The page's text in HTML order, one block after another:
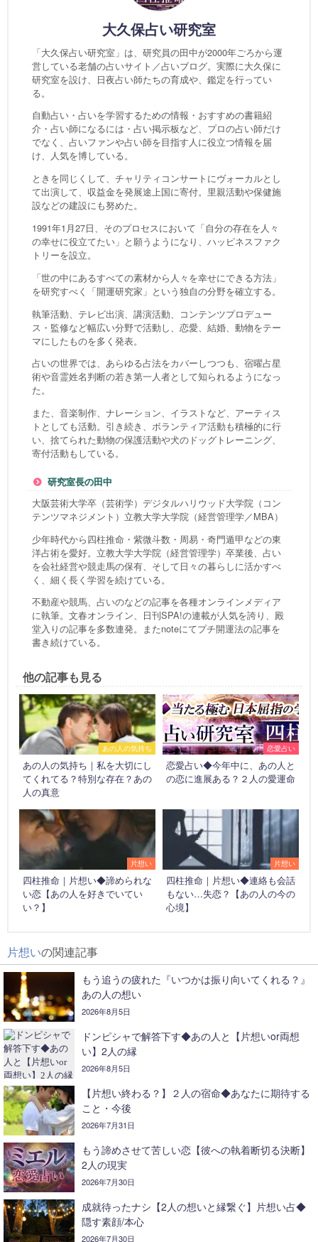
大久保占い研究室
「大久保占い研究室」は、研究員の田中が2000年ごろから運
営している老舗の占いサイト／占いブログ。実際に大久保に
研究室を設け、日夜占い師たちの育成や、鑑定を行ってい
る。
自動占い・占いを学習するための情報・おすすめの書籍紹
介・占い師になるには・占い掲示板など、プロの占い師だけ
でなく、占いファンや占い師を目指す人に役立つ情報を届
け、人気を博している。
ときを同じくして、チャリティコンサートにヴォーカルとし
て出演して、収益金を発展途上国に寄付。里親活動や保健施
設などの建設にも努めた。
1991年1月27日、そのプロセスにおいて「自分の存在を人々
の幸せに役立てたい」と願うようになり、ハッピネスファク
トリーを設立。
「世の中にあるすべての素材から人々を幸せにできる方法」
を研究すべく「開運研究家」という独自の分野を確立する。
執筆活動、テレビ出演、講演活動、コンテンツプロデュー
ス・監修など幅広い分野で活動し、恋愛、結婚、動物をテー
マにしたものを多く発表。
占いの世界では、あらゆる占法をカバーしつつも、宿曜占星
術や音霊姓名判断の若き第一人者として知られるようになっ
た。
また、音楽制作、ナレーション、イラストなど、アーティス
トとしても活動。引き続き、ボランティア活動も積極的に行
い、捨てられた動物の保護活動や犬のドッグトレーニング、
寄付活動もしている。
研究室長の田中
大阪芸術大学卒（芸術学）デジタルハリウッド大学院（コン
テンツマネジメント）立教大学大学院（経営管理学／MBA）
少年時代から四柱推命・紫微斗数・周易・奇門遁甲などの東
洋占術を愛好。立教大学大学院（経営管理学）卒業後、占い
を会社経営や競走馬の保有、そして日々の暮らしに活かすべ
く、細く長く学習を続けている。
不動産や競馬、占いのなどの記事を各種オンラインメディア
に執筆。文春オンライン、日刊SPA!の連載が人気を誇り、殿
堂入りの記事を多数連発。またnoteにてプチ開運法の記事を
書き続けている。
他の記事も見る
あの人の気持ち
あの人の気持ち｜私を大切にし
てくれてる？特別な存在？あの
人の真意
恋愛占い
恋愛占い◆今年中に、あの人と
の恋に進展ある？２人の愛運命
片想い
四柱推命｜片想い◆諦められな
い恋【あの人を好きでいてい
い？】
片想い
四柱推命｜片想い◆連絡も会話
もない…失恋？【あの人の今の
心境】
片想いの関連記事
もう追うの疲れた『いつかは振り向いてくれる？』
あの人の想い
2026年8月5日
ドンピシャで解答下す◆あの人と【片想いor両想
い】2人の縁
2026年8月5日
【片想い終わる？】２人の宿命◆あなたに期待する
こと・今後
2026年7月31日
もう諦めさせて苦しい恋【彼への執着断切る決断】
2人の現実
2026年7月30日
成就待ったナシ【2人の想いと縁繋ぐ】片想い占◆
隠す素顔/本心
2026年7月30日